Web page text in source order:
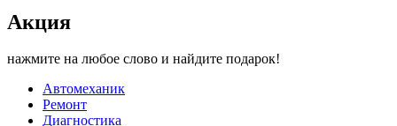
Акция
нажмите на любое слово и найдите подарок!
Автомеханик
Ремонт
Диагностика